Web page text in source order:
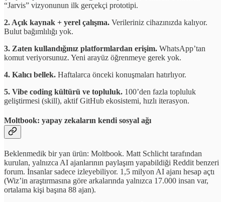
“Jarvis” vizyonunun ilk gerçekçi prototipi.
2. Açık kaynak + yerel çalışma. Verileriniz cihazınızda kalıyor.
Bulut bağımlılığı yok.
3. Zaten kullandığınız platformlardan erişim. WhatsApp’tan
komut veriyorsunuz. Yeni arayüz öğrenmeye gerek yok.
4. Kalıcı bellek. Haftalarca önceki konuşmaları hatırlıyor.
5. Vibe coding kültürü ve topluluk. 100’den fazla topluluk
geliştirmesi (skill), aktif GitHub ekosistemi, hızlı iterasyon.
Moltbook: yapay zekaların kendi sosyal ağı
Beklenmedik bir yan ürün: Moltbook. Matt Schlicht tarafından
kurulan, yalnızca AI ajanlarının paylaşım yapabildiği Reddit benzeri
forum. İnsanlar sadece izleyebiliyor. 1,5 milyon AI ajanı hesap açtı
(Wiz’in araştırmasına göre arkalarında yalnızca 17.000 insan var,
ortalama kişi başına 88 ajan).